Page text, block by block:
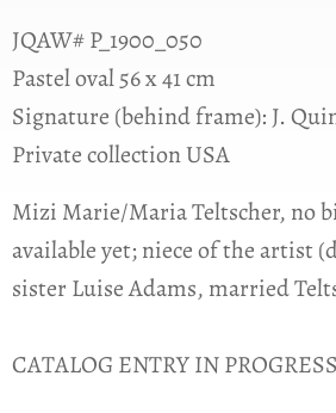
JQAW# P_1900_050
Pastel oval 56 x 41 cm
Signature (behind frame): J.
Private collection USA
Mizi Marie/Maria Teltscher, no
available yet; niece of the artist
sister Luise Adams, married
CATALOG ENTRY IN